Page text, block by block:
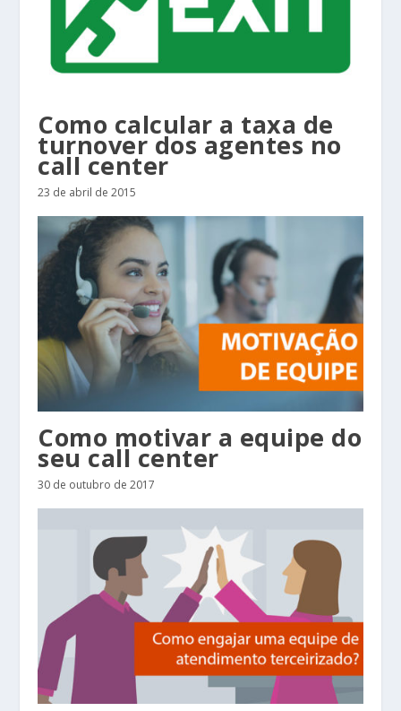
Como calcular a taxa de
turnover dos agentes no
call center
23 de abril de 2015
Como motivar a equipe do
seu call center
30 de outubro de 2017